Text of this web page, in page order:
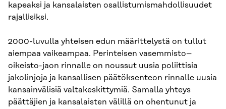
kapeaksi ja kansalaisten osallistumismahdollisuudet
rajallisiksi.
2000-luvulla yhteisen edun määrittelystä on tullut
aiempaa vaikeampaa. Perinteisen vasemmisto–
oikeisto-jaon rinnalle on noussut uusia poliittisia
jakolinjoja ja kansallisen päätöksenteon rinnalle uusia
kansainvälisiä valtakeskittymiä. Samalla yhteys
päättäjien ja kansalaisten välillä on ohentunut ja